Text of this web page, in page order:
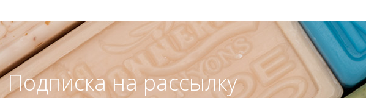
Подписка на рассылку